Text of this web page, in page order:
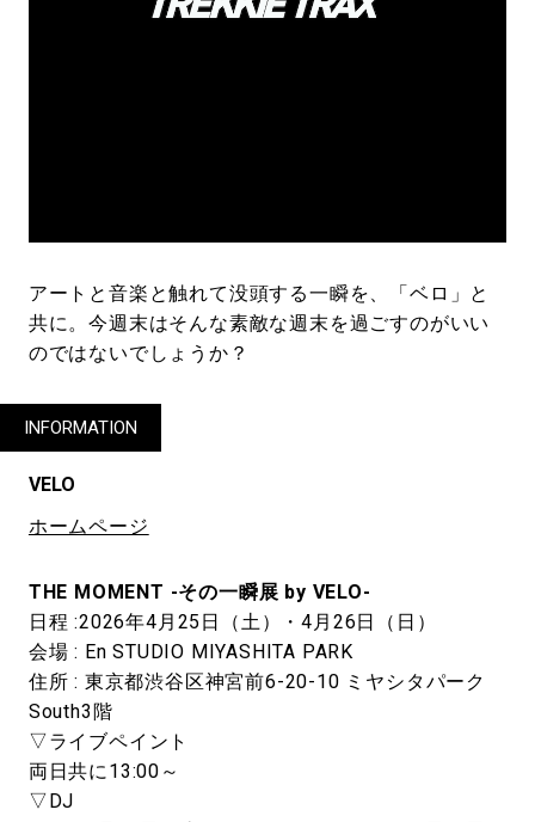
アートと音楽と触れて没頭する一瞬を、「ベロ」と
共に。今週末はそんな素敵な週末を過ごすのがいい
のではないでしょうか？
INFORMATION
VELO
ホームページ
THE MOMENT -その一瞬展 by VELO-
日程 :2026年4月25日（土）・4月26日（日）
会場 : En STUDIO MIYASHITA PARK
住所 : 東京都渋谷区神宮前6-20-10 ミヤシタパーク
South3階
▽ライブペイント
両日共に13:00～
▽DJ